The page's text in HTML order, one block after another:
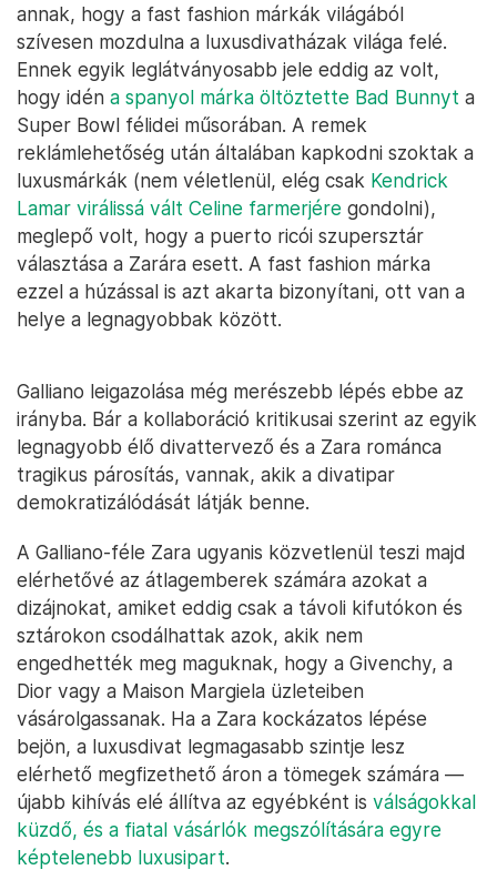
annak, hogy a fast fashion márkák világából
szívesen mozdulna a luxusdivatházak világa felé.
Ennek egyik leglátványosabb jele eddig az volt,
hogy idén a spanyol márka öltöztette Bad Bunnyt a
Super Bowl félidei műsorában. A remek
reklámlehetőség után általában kapkodni szoktak a
luxusmárkák (nem véletlenül, elég csak Kendrick
Lamar virálissá vált Celine farmerjére gondolni),
meglepő volt, hogy a puerto ricói szupersztár
választása a Zarára esett. A fast fashion márka
ezzel a húzással is azt akarta bizonyítani, ott van a
helye a legnagyobbak között.
Galliano leigazolása még merészebb lépés ebbe az
irányba. Bár a kollaboráció kritikusai szerint az egyik
legnagyobb élő divattervező és a Zara románca
tragikus párosítás, vannak, akik a divatipar
demokratizálódását látják benne.
A Galliano-féle Zara ugyanis közvetlenül teszi majd
elérhetővé az átlagemberek számára azokat a
dizájnokat, amiket eddig csak a távoli kifutókon és
sztárokon csodálhattak azok, akik nem
engedhették meg maguknak, hogy a Givenchy, a
Dior vagy a Maison Margiela üzleteiben
vásárolgassanak. Ha a Zara kockázatos lépése
bejön, a luxusdivat legmagasabb szintje lesz
elérhető megfizethető áron a tömegek számára —
újabb kihívás elé állítva az egyébként is válságokkal
küzdő, és a fiatal vásárlók megszólítására egyre
képtelenebb luxusipart.